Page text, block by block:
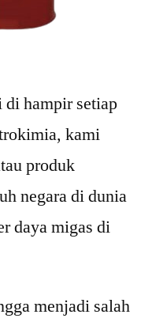
di hampir setiap
kami
produk
negara di dunia
daya migas di
menjadi salah